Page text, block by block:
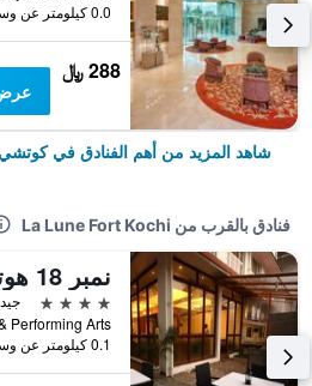
0.0 كيلومتر عن وسط المدينة
288 ﷼
شاهد المزيد من أهم الفنادق في كوتشي
فنادق بالقرب من La Lune Fort Kochi
نمبر 18 هوتل
4 نجوم
جيد 6.7
0.1 كيلومتر عن وسط المدينة